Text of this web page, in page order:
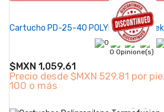
Cartucho PD-25-40 POLYDEPTH
0 Opinione(s)
$MXN 1,059.61
Precio desde $MXN 529.81 por
100 o más